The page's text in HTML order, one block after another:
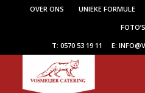
OVER ONS UNIEKE FORMULE
FOTO’S
T: 0570 53 19 11
E: